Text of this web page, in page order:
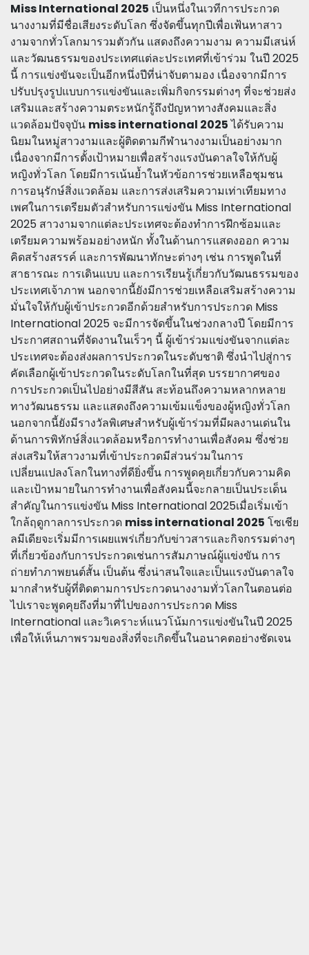
Miss International 2025 เป็นหนึ่งในเวทีการประกวด
นางงามที่มีชื่อเสียงระดับโลก ซึ่งจัดขึ้นทุกปีเพื่อเฟ้นหาสาว
งามจากทั่วโลกมารวมตัวกัน แสดงถึงความงาม ความมีเสน่ห์
และวัฒนธรรมของประเทศแต่ละประเทศที่เข้าร่วม ในปี 2025
นี้ การแข่งขันจะเป็นอีกหนึ่งปีที่น่าจับตามอง เนื่องจากมีการ
ปรับปรุงรูปแบบการแข่งขันและเพิ่มกิจกรรมต่างๆ ที่จะช่วยส่ง
เสริมและสร้างความตระหนักรู้ถึงปัญหาทางสังคมและสิ่ง
แวดล้อมปัจจุบัน miss international 2025ได้รับความ
นิยมในหมู่สาวงามและผู้ติดตามกีฬานางงามเป็นอย่างมาก
เนื่องจากมีการตั้งเป้าหมายเพื่อสร้างแรงบันดาลใจให้กับผู้
หญิงทั่วโลก โดยมีการเน้นย้ำในหัวข้อการช่วยเหลือชุมชน
การอนุรักษ์สิ่งแวดล้อม และการส่งเสริมความเท่าเทียมทาง
เพศในการเตรียมตัวสำหรับการแข่งขัน Miss International
2025 สาวงามจากแต่ละประเทศจะต้องทำการฝึกซ้อมและ
เตรียมความพร้อมอย่างหนัก ทั้งในด้านการแสดงออก ความ
คิดสร้างสรรค์ และการพัฒนาทักษะต่างๆ เช่น การพูดในที่
สาธารณะ การเดินแบบ และการเรียนรู้เกี่ยวกับวัฒนธรรมของ
ประเทศเจ้าภาพ นอกจากนี้ยังมีการช่วยเหลือเสริมสร้างความ
มั่นใจให้กับผู้เข้าประกวดอีกด้วยสำหรับการประกวด Miss
International 2025 จะมีการจัดขึ้นในช่วงกลางปี โดยมีการ
ประกาศสถานที่จัดงานในเร็วๆ นี้ ผู้เข้าร่วมแข่งขันจากแต่ละ
ประเทศจะต้องส่งผลการประกวดในระดับชาติ ซึ่งนำไปสู่การ
คัดเลือกผู้เข้าประกวดในระดับโลกในที่สุด บรรยากาศของ
การประกวดเป็นไปอย่างมีสีสัน สะท้อนถึงความหลากหลาย
ทางวัฒนธรรม และแสดงถึงความเข้มแข็งของผู้หญิงทั่วโลก
นอกจากนี้ยังมีรางวัลพิเศษสำหรับผู้เข้าร่วมที่มีผลงานเด่นใน
ด้านการพิทักษ์สิ่งแวดล้อมหรือการทำงานเพื่อสังคม ซึ่งช่วย
ส่งเสริมให้สาวงามที่เข้าประกวดมีส่วนร่วมในการ
เปลี่ยนแปลงโลกในทางที่ดียิ่งขึ้น การพูดคุยเกี่ยวกับความคิด
และเป้าหมายในการทำงานเพื่อสังคมนี้จะกลายเป็นประเด็น
สำคัญในการแข่งขัน Miss International 2025เมื่อเริ่มเข้า
ใกล้ฤดูกาลการประกวด miss international 2025 โซเชีย
ลมีเดียจะเริ่มมีการเผยแพร่เกี่ยวกับข่าวสารและกิจกรรมต่างๆ
ที่เกี่ยวข้องกับการประกวดเช่นการสัมภาษณ์ผู้แข่งขัน การ
ถ่ายทำภาพยนต์สั้น เป็นต้น ซึ่งน่าสนใจและเป็นแรงบันดาลใจ
มากสำหรับผู้ที่ติดตามการประกวดนางงามทั่วโลกในตอนต่อ
ไปเราจะพูดคุยถึงที่มาที่ไปของการประกวด Miss
International และวิเคราะห์แนวโน้มการแข่งขันในปี 2025
เพื่อให้เห็นภาพรวมของสิ่งที่จะเกิดขึ้นในอนาคตอย่างชัดเจน